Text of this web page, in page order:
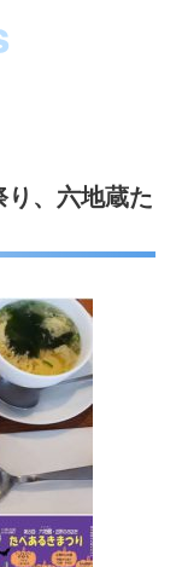
、六地蔵た